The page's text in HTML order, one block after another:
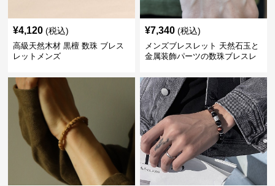
¥4,120 (税込)
高級天然木材 黒檀 数珠 ブレス
レットメンズ
¥7,340 (税込)
メンズブレスレット 天然石玉と
金属装飾パーツの数珠ブレスレ